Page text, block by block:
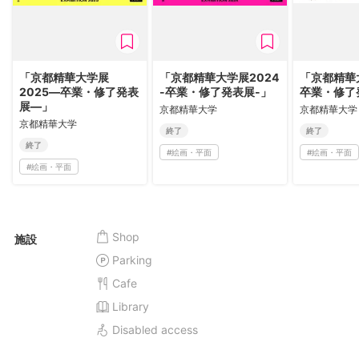
「京都精華大学展
2025―卒業・修了発表
展―」
京都精華大学
終了
#絵画・平面
「京都精華大学展2024
-卒業・修了発表展-」
京都精華大学
終了
#絵画・平面
「京都精
卒業・修了
京都精華大学
終了
#絵画・平面
施設
Shop
Parking
Cafe
Library
Disabled access